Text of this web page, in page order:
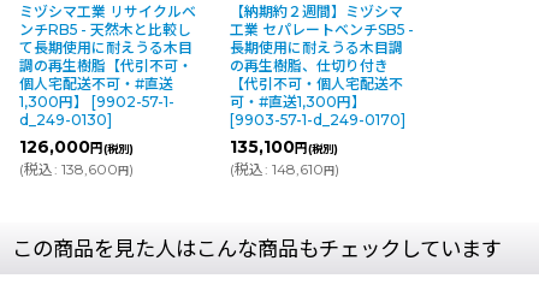
ミヅシマ工業 リサイクルベ
ンチRB5 - 天然木と比較し
て長期使用に耐えうる木目
調の再生樹脂【代引不可・
個人宅配送不可・#直送
1,300円】
[9902-57-1-
d_249-0130]
126,000円(税別)
(税込: 138,600円)
【納期約２週間】ミヅシマ
工業 セパレートベンチSB5 -
長期使用に耐えうる木目調
の再生樹脂、仕切り付き
【代引不可・個人宅配送不
可・#直送1,300円】
[9903-57-1-d_249-0170]
135,100円(税別)
(税込: 148,610円)
この商品を見た人はこんな商品もチェックしています